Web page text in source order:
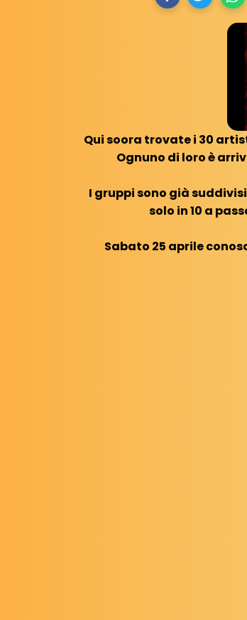
Qui soora trovate i 30
Ognuno di loro è
I gruppi sono già
solo in 10 a
Sabato 25 aprile